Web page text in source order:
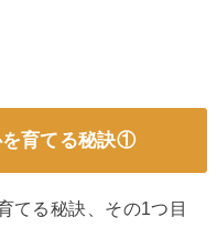
を育てる秘訣①
てる秘訣、その1つ目